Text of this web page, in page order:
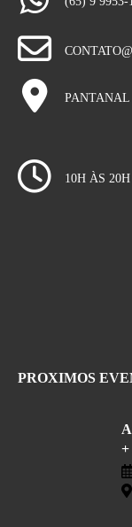
PANTANAL
10H ÀS
PROXIMOS
+